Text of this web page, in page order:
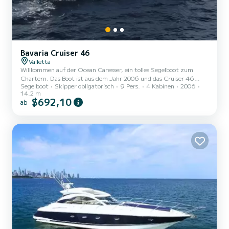
Bavaria Cruiser 46
Valletta
Willkommen auf der Ocean Caresser, ein tolles Segelboot zum
Chartern. Das Boot ist aus dem Jahr 2006 und das Cruiser 46
bringt Sie zu den schönsten Ankerplätzen um Valletta. Das Boot
hat 4 Kabinen mit allem Komfort und eine Kapazität von 9
Personen. Mit einer Gesamtlänge von 14 Metern wird es Ihr
46 verfügt über 2 Toiletten mit Dusche. Dieses Boot ist mit
einem...
Segelboot Skipper obligatorisch 9 Pers. 4 Kabinen
2006
14.2 m
ab $692,10